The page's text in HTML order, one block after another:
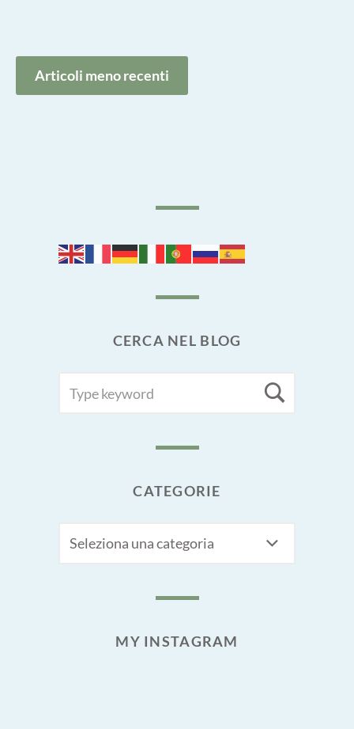
Navigazione
articoli
Articoli meno recenti
CERCA NEL BLOG
FOR:
CATEGORIE
MY INSTAGRAM